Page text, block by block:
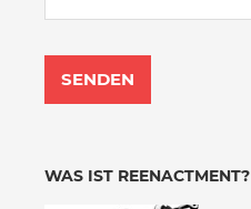
WAS IST REENACTMENT?